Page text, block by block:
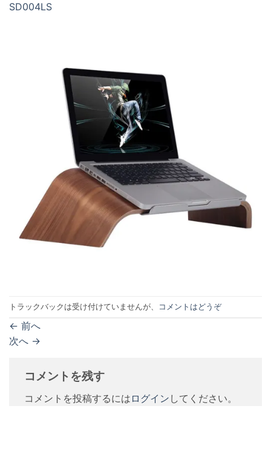
SD004LS
トラックバックは受け付けていませんが、 コメントはどうぞ
← 前へ
次へ →
コメントを残す
コメントを投稿するには ログイン してください。